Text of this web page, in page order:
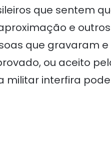
que sentem
e outros
que gravaram
ou aceito
militar interfira